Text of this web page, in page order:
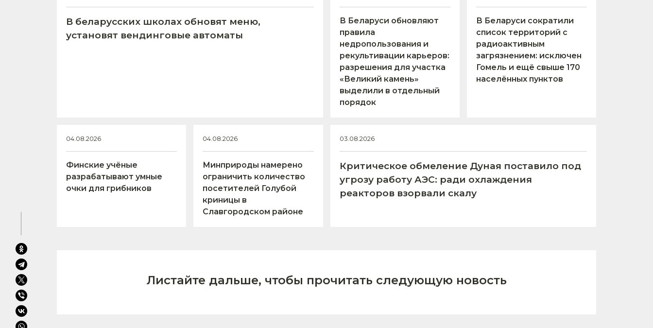
В беларусских школах обновят меню,
установят вендинговые автоматы
В Беларуси обновляют
правила
недропользования и
рекультивации карьеров:
разрешения для участка
«Великий камень»
выделили в отдельный
порядок
В Беларуси сократили
список территорий с
радиоактивным
загрязнением: исключен
Гомель и ещё свыше 170
населённых пунктов
04.08.2026
Финские учёные
разрабатывают умные
очки для грибников
04.08.2026
Минприроды намерено
ограничить количество
посетителей Голубой
криницы в
Славгородском районе
03.08.2026
Критическое обмеление Дуная поставило под
угрозу работу АЭС: ради охлаждения
реакторов взорвали скалу
Листайте дальше, чтобы прочитать следующую новость